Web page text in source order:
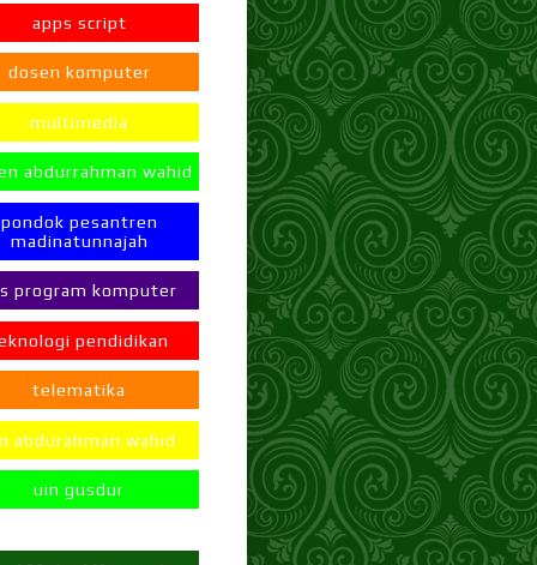
apps script
dosen komputer
multimedia
abdurrahman wahid
pondok pesantren
madinatunnajah
program komputer
pendidikan
telematika
abdurahman wahid
uin gusdur